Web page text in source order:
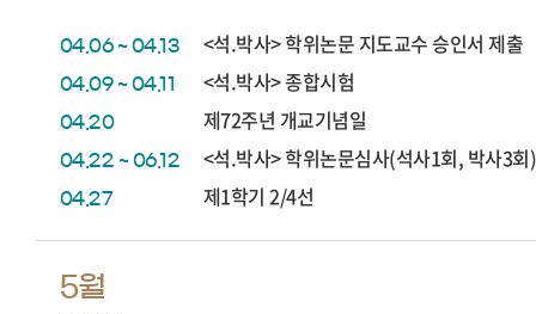
04.06 ~ 04.13 <석.박사> 학위논문 지도교수 승인서 제출
04.09 ~ 04.11 <석.박사> 종합시험
04.20 제72주년 개교기념일
04.22 ~ 06.12 <석.박사> 학위논문심사(석사1회, 박사3회)
04.27 제1학기 2/4선
5월